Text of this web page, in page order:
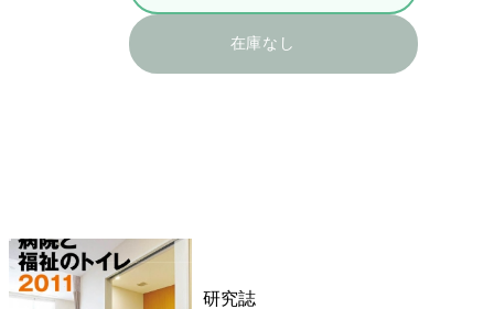
在庫なし
研究誌